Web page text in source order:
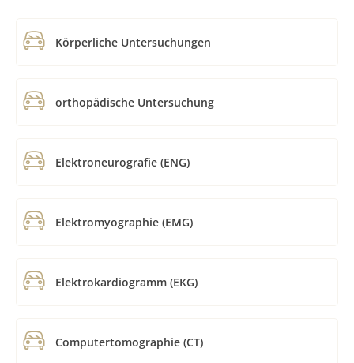
Körperliche Untersuchungen
orthopädische Untersuchung
Elektroneurografie (ENG)
Elektromyographie (EMG)
Elektrokardiogramm (EKG)
Computertomographie (CT)